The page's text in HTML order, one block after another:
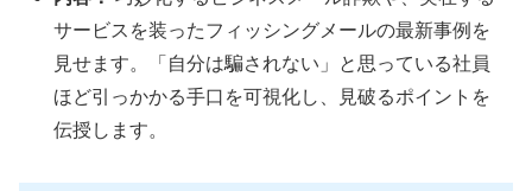
サービスを装ったフィッシングメールの最新事例を
見せます。「自分は騙されない」と思っている社員
ほど引っかかる手口を可視化し、見破るポイントを
伝授します。